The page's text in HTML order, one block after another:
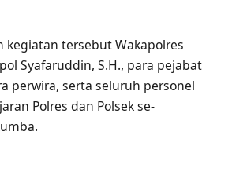
kegiatan tersebut Wakapolres
Syafaruddin, S.H., para pejabat
perwira, serta seluruh personel
Polres dan Polsek se-